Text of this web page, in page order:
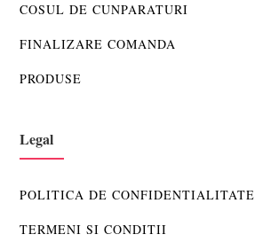
COSUL DE CUNPARATURI
FINALIZARE COMANDA
PRODUSE
Legal
POLITICA DE CONFIDENTIALITATE
TERMENI SI CONDITII